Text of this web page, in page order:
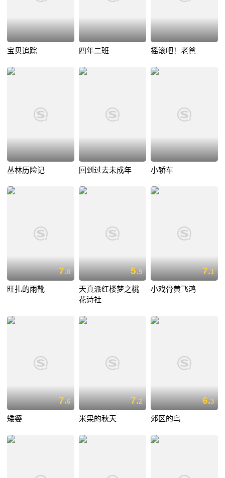
宝贝追踪 四年二班 摇滚吧！老爸
丛林历险记 回到过去未成年 小轿车
7.0
旺扎的雨靴
5.9
天真派红楼梦之桃
花诗社
7.1
小戏骨黄飞鸿
7.6
矮婆
7.2
米果的秋天
6.3
郊区的鸟